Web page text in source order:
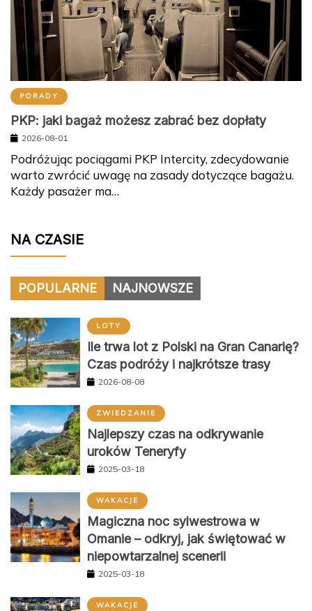
PORADY
PKP: jaki bagaż możesz zabrać bez dopłaty
2026-08-01
Podróżując pociągami PKP Intercity, zdecydowanie
warto zwrócić uwagę na zasady dotyczące bagażu.
Każdy pasażer ma…
NA CZASIE
POPULARNE NAJNOWSZE
LOTY
Ile trwa lot z Polski na Gran Canarię?
Czas podróży i najkrótsze trasy
2026-08-08
ZWIEDZANIE
Najlepszy czas na odkrywanie
uroków Teneryfy
2025-03-18
WAKACJE
Magiczna noc sylwestrowa w
Omanie – odkryj, jak świętować w
niepowtarzalnej scenerii
2025-03-18
WAKACJE